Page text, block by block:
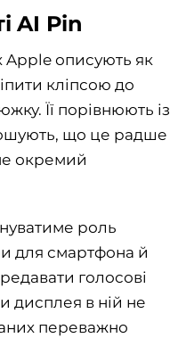
AI Pin
Apple описують як
кліпсою до
Її порівнюють із
що це радше
окремий
роль
для смартфона й
голосові
дисплея в ній не
переважно